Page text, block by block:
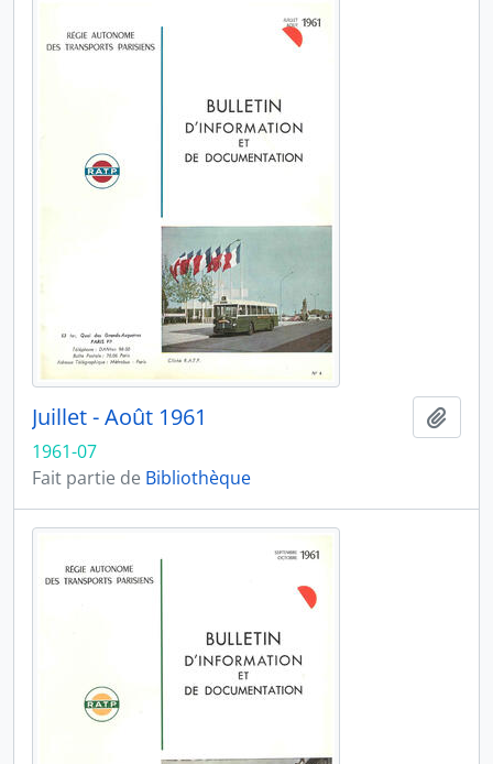
Juillet - Août 1961
1961-07
Fait partie de Bibliothèque